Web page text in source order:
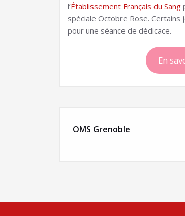
l’Établissement Français du Sang
spéciale Octobre Rose.
pour une séance de dédicace.
En
OMS Grenoble